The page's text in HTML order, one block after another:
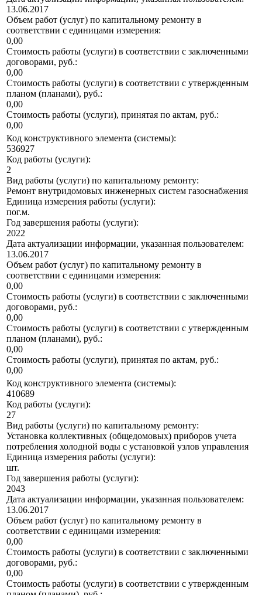
13.06.2017
Объем работ (услуг) по капитальному ремонту в
соответствии с единицами измерения:
0,00
Стоимость работы (услуги) в соответствии с заключенными
договорами, руб.:
0,00
Стоимость работы (услуги) в соответствии с утвержденным
планом (планами), руб.:
0,00
Стоимость работы (услуги), принятая по актам, руб.:
0,00
Код конструктивного элемента (системы):
536927
Код работы (услуги):
2
Вид работы (услуги) по капитальному ремонту:
Ремонт внутридомовых инженерных систем газоснабжения
Единица измерения работы (услуги):
пог.м.
Год завершения работы (услуги):
2022
Дата актуализации информации, указанная пользователем:
13.06.2017
Объем работ (услуг) по капитальному ремонту в
соответствии с единицами измерения:
0,00
Стоимость работы (услуги) в соответствии с заключенными
договорами, руб.:
0,00
Стоимость работы (услуги) в соответствии с утвержденным
планом (планами), руб.:
0,00
Стоимость работы (услуги), принятая по актам, руб.:
0,00
Код конструктивного элемента (системы):
410689
Код работы (услуги):
27
Вид работы (услуги) по капитальному ремонту:
Установка коллективных (общедомовых) приборов учета
потребления холодной воды с установкой узлов управления
Единица измерения работы (услуги):
шт.
Год завершения работы (услуги):
2043
Дата актуализации информации, указанная пользователем:
13.06.2017
Объем работ (услуг) по капитальному ремонту в
соответствии с единицами измерения:
0,00
Стоимость работы (услуги) в соответствии с заключенными
договорами, руб.:
0,00
Стоимость работы (услуги) в соответствии с утвержденным